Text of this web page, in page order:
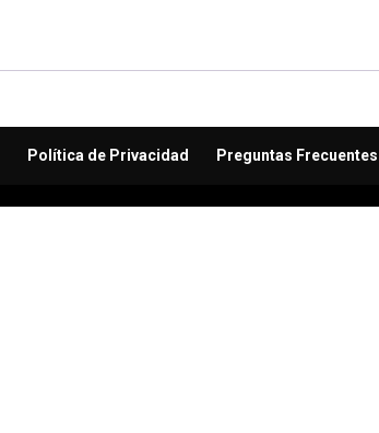
Política de Privacidad Preguntas Frecuentes